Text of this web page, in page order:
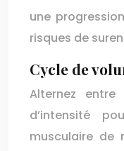
une
risques de
Cycle de
Alternez
d’intensité
musculaire de